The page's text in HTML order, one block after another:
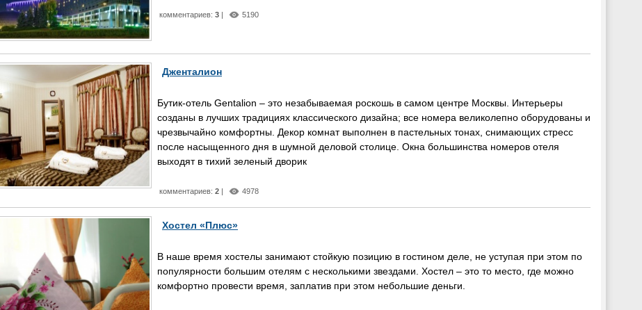
комментариев: 3 | 5190
Дженталион
Бутик-отель Gentalion – это незабываемая роскошь в самом центре Москвы. Интерьеры
созданы в лучших традициях классического дизайна; все номера великолепно оборудованы и
чрезвычайно комфортны. Декор комнат выполнен в пастельных тонах, снимающих стресс
после насыщенного дня в шумной деловой столице. Окна большинства номеров отеля
выходят в тихий зеленый дворик
комментариев: 2 | 4978
Хостел «Плюс»
В наше время хостелы занимают стойкую позицию в гостином деле, не уступая при этом по
популярности большим отелям с несколькими звездами. Хостел – это то место, где можно
комфортно провести время, заплатив при этом небольшие деньги.